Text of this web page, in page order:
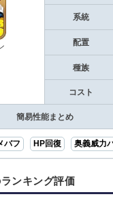
系統
配置
種族
コスト
簡易性能まとめ
バフ HP回復 奥義威力
ンキング評価